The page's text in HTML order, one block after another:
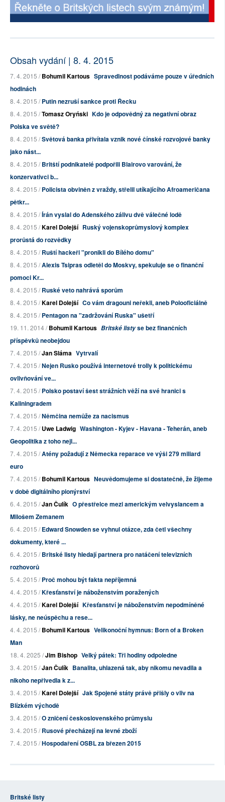
Obsah vydání | 8. 4. 2015
7. 4. 2015 /Bohumil Kartous Spravedlnost podáváme pouze v úředních
hodinách
8. 4. 2015 /Putin nezruší sankce proti Řecku
8. 4. 2015 /Tomasz Oryński Kdo je odpovědný za negativní obraz
Polska ve světě?
8. 4. 2015 /Světová banka přivítala vznik nové čínské rozvojové banky
jako nást...
8. 4. 2015 /Britští podnikatelé podpořili Blairovo varování, že
konzervativci b...
8. 4. 2015 /Policista obviněn z vraždy, střelil utíkajícího Afroameričana
pětkr...
8. 4. 2015 /Írán vyslal do Adenského zálivu dvě válečné lodě
8. 4. 2015 /Karel Dolejší Ruský vojenskoprůmyslový komplex
prorůstá do rozvědky
8. 4. 2015 /Ruští hackeři "pronikli do Bílého domu"
8. 4. 2015 /Alexis Tsipras odletěl do Moskvy, spekuluje se o finanční
pomoci Kr...
8. 4. 2015 /Ruské veto nahrává sporům
8. 4. 2015 /Karel Dolejší Co vám dragouni neřekli, aneb Polooficiálně
8. 4. 2015 /Pentagon na "zadržování Ruska" ušetří
19. 11. 2014 /Bohumil Kartous Britské listyse bez finančních
příspěvků neobejdou
7. 4. 2015 /Jan Sláma Vytrvalí
7. 4. 2015 /Nejen Rusko používá internetové trolly k politickému
ovlivňování ve...
7. 4. 2015 /Polsko postaví šest strážních věží na své hranici s
Kaliningradem
7. 4. 2015 /Němčina nemůže za nacismus
7. 4. 2015 /Uwe Ladwig Washington - Kyjev - Havana - Teherán, aneb
Geopolitika z toho nejl...
7. 4. 2015 /Atény požadují z Německa reparace ve výši 279 miliard
euro
7. 4. 2015 /Bohumil Kartous Neuvědomujeme si dostatečně, že žijeme
v době digitálního pionýrství
6. 4. 2015 /Jan Čulík O přestřelce mezi americkým velvyslancem a
Milošem Zemanem
6. 4. 2015 /Edward Snowden se vyhnul otázce, zda četl všechny
dokumenty, které ...
6. 4. 2015 /Britské listy hledají partnera pro natáčení televizních
rozhovorů
5. 4. 2015 /Proč mohou být fakta nepříjemná
4. 4. 2015 /Křesťanství je náboženstvím poražených
4. 4. 2015 /Karel Dolejší Křesťanství je náboženstvím nepodmíněné
lásky, ne neúspěchu a rese...
4. 4. 2015 /Bohumil Kartous Velikonoční hymnus: Born of a Broken
Man
18. 4. 2025 /Jim Bishop Velký pátek: Tři hodiny odpoledne
3. 4. 2015 /Jan Čulík Banalita, uhlazená tak, aby nikomu nevadila a
nikoho nepřivedla k z...
3. 4. 2015 /Karel Dolejší Jak Spojené státy právě přišly o vliv na
Blízkém východě
3. 4. 2015 /O zničení československého průmyslu
3. 4. 2015 /Rusové přecházejí na levné zboží
7. 4. 2015 /Hospodaření OSBL za březen 2015
Britské listy